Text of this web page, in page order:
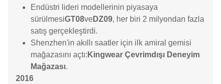
Endüstri lideri modellerinin piyasaya
sürülmesiGT08veDZ09, her biri 2 milyondan fazla
satış gerçekleştirdi.
Shenzhen'in akıllı saatler için ilk amiral gemisi
mağazasını açtı: Kingwear Çevrimdışı Deneyim
Mağazası.
2016